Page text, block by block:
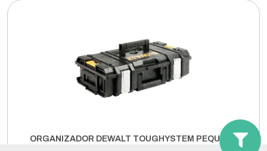
ORGANIZADOR DEWALT TOUGHYSTEM PEQUENO